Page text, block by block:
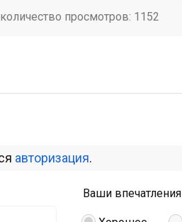
просмотров: 1152
авторизация.
Ваши впечатления